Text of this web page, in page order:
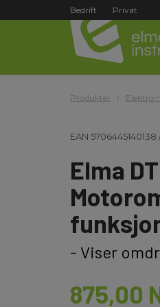
Bedrift Privat
Produkter Elektro
EAN 5706445140138
Elma
- Viser
875,00